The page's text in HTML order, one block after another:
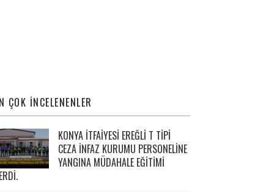
ÇOK İNCELENENLER
KONYA İTFAİYESİ EREĞLİ T TİPİ
CEZA İNFAZ KURUMU PERSONELİNE
YANGINA MÜDAHALE EĞİTİMİ